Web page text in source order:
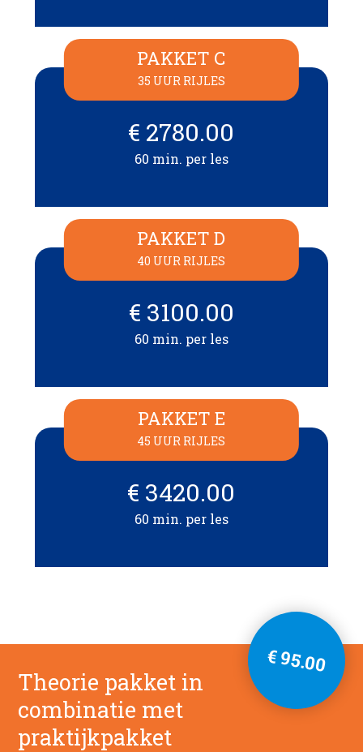
PAKKET C
35 UUR RIJLES
€ 2780.00
60 min. per les
PAKKET D
40 UUR RIJLES
€ 3100.00
60 min. per les
PAKKET E
45 UUR RIJLES
€ 3420.00
60 min. per les
Theorie pakket in
combinatie met
praktijkpakket
€ 95.00